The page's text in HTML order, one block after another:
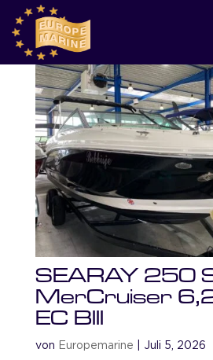
SEARAY 250
MerCruiser
EC BIII
von Europemarine Juli 5, 2026